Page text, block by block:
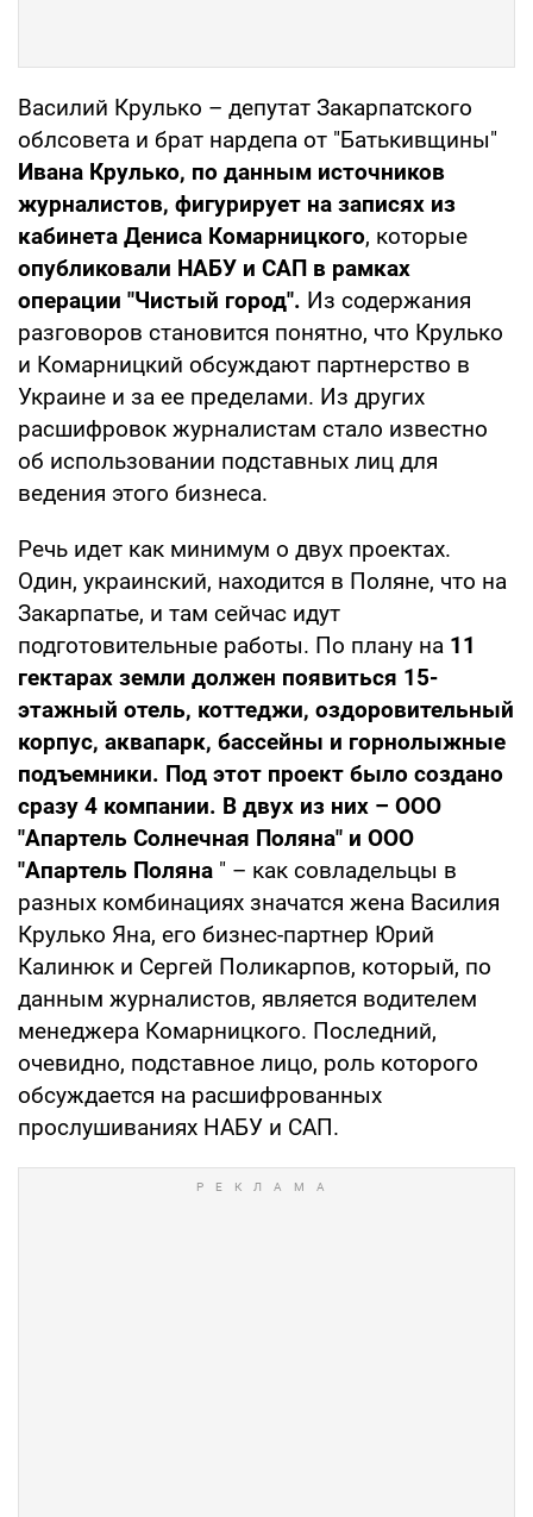
Василий Крулько – депутат Закарпатского
облсовета и брат нардепа от "Батькивщины"
Ивана Крулько, по данным источников
журналистов, фигурирует на записях из
кабинета Дениса Комарницкого, которые
опубликовали НАБУ и САП в рамках
операции "Чистый город". Из содержания
разговоров становится понятно, что Крулько
и Комарницкий обсуждают партнерство в
Украине и за ее пределами. Из других
расшифровок журналистам стало известно
об использовании подставных лиц для
ведения этого бизнеса.
Речь идет как минимум о двух проектах.
Один, украинский, находится в Поляне, что на
Закарпатье, и там сейчас идут
подготовительные работы. По плану на 11
гектарах земли должен появиться 15-
этажный отель, коттеджи, оздоровительный
корпус, аквапарк, бассейны и горнолыжные
подъемники. Под этот проект было создано
сразу 4 компании. В двух из них – ООО
"Апартель Солнечная Поляна" и ООО
"Апартель Поляна " – как совладельцы в
разных комбинациях значатся жена Василия
Крулько Яна, его бизнес-партнер Юрий
Калинюк и Сергей Поликарпов, который, по
данным журналистов, является водителем
менеджера Комарницкого. Последний,
очевидно, подставное лицо, роль которого
обсуждается на расшифрованных
прослушиваниях НАБУ и САП.